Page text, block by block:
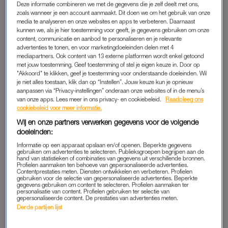
te maken, wat hij mee heeft gemaakt.
Op zijn zestiende is de situatie zo verslechterd dat Jason zijn
bed niet meer uitkomt en zichzelf vaak snijdt. Ook wordt hij
suïcidaal. Na een aantal telefoontjes met hulpinstanties haalt
de politie Jason thuis op en voert hem in handboeien af naar
een gesloten jeugdinrichting.
JEUGDZORG
“Alles zit vast aan de grond, het bed, het bureau, de stoel. Het
toilet zit vast aan de muur, de tv zit vast aan de muur. Ik lig of ik
zit meestal op bed”, begint Jason over een van zijn trauma’s in
de jeugdzorg. “Ik luister naar gerommel op de gang,
voetstappen, sleutels. Er wordt op het alarm gedrukt, dan hoor
je in een keer heel veel voetstappen. Je hoort dat iemand
tegen de grond gedrukt wordt.”
Deze informatie combineren we met de gegevens die je zelf deelt met ons,
zoals wanneer je een account aanmaakt. Dit doen we om het gebruik van onze
media te analyseren en onze websites en apps te verbeteren. Daarnaast
kunnen we, als je hier toestemming voor geeft, je gegevens gebruiken om onze
content, communicatie en aanbod te personaliseren en je relevante
advertenties te tonen, en voor marketingdoeleinden delen met 4
mediapartners. Ook content van 13 externe platformen wordt enkel getoond
met jouw toestemming. Geef toestemming of stel je eigen keuze in. Door op
"Akkoord" te klikken, geef je toestemming voor onderstaande doeleinden. Wil
je niet alles toestaan, klik dan op “Instellen”. Jouw keuze kun je opnieuw
aanpassen via “Privacy-instellingen” onderaan onze websites of in de menu’s
van onze apps. Lees meer in ons privacy- en cookiebeleid.
Raadpleeg ons
cookiebeleid voor meer informatie.
Wij en onze partners verwerken gegevens voor de volgende
doeleinden:
Informatie op een apparaat opslaan en/of openen. Beperkte gegevens
gebruiken om advertenties te selecteren. Publieksgroepen begrijpen aan de
hand van statistieken of combinaties van gegevens uit verschillende bronnen.
Profielen aanmaken ten behoeve van gepersonaliseerde advertenties.
Contentprestaties meten. Diensten ontwikkelen en verbeteren. Profielen
gebruiken voor de selectie van gepersonaliseerde advertenties. Beperkte
gegevens gebruiken om content te selecteren. Profielen aanmaken ter
personalisatie van content. Profielen gebruiken ter selectie van
gepersonaliseerde content. De prestaties van advertenties meten.
Derde partijen lijst